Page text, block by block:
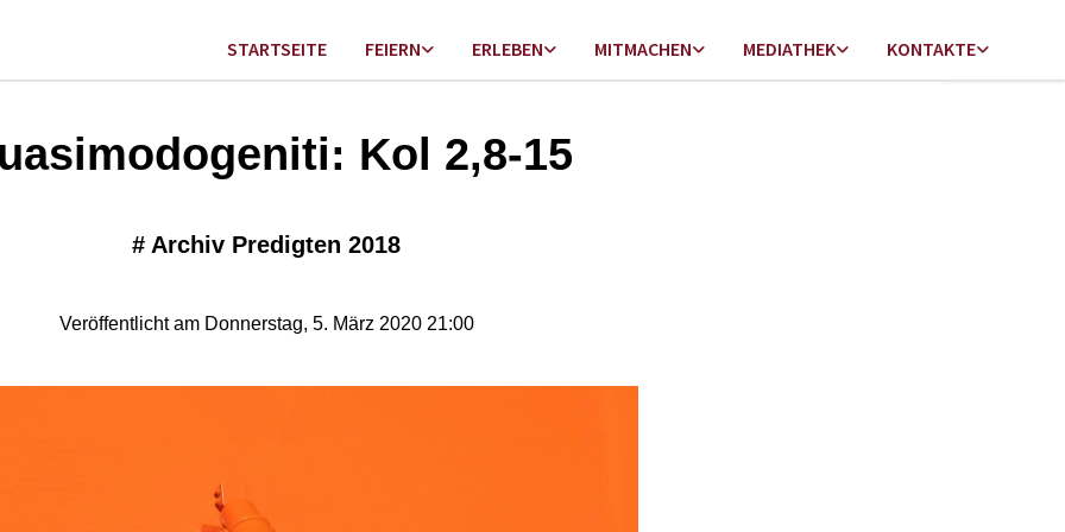
STARTSEITE FEIERN ERLEBEN MITMACHEN MEDIATHEK KONTAKTE
Kol 2,8-15
# Archiv Predigten 2018
Veröffentlicht am Donnerstag, 5. März 2020 21:00